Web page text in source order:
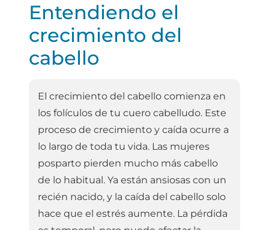
Entendiendo el
crecimiento del
cabello
El crecimiento del cabello comienza en
los folículos de tu cuero cabelludo. Este
proceso de crecimiento y caída ocurre a
lo largo de toda tu vida. Las mujeres
posparto pierden mucho más cabello
de lo habitual. Ya están ansiosas con un
recién nacido, y la caída del cabello solo
hace que el estrés aumente. La pérdida